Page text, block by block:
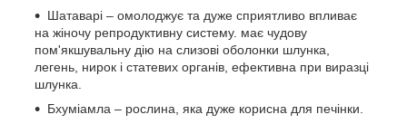
Шатаварі – омолоджує та дуже сприятливо впливає
на жіночу репродуктивну систему. має чудову
пом'якшувальну дію на слизові оболонки шлунка,
легень, нирок і статевих органів, ефективна при виразці
шлунка.
Бхуміамла – рослина, яка дуже корисна для печінки.